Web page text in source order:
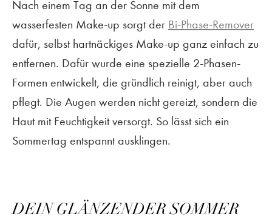
Nach einem Tag an der Sonne mit dem
wasserfesten Make-up sorgt der Bi-Phase-Remover
dafür, selbst hartnäckiges Make-up ganz einfach zu
entfernen. Dafür wurde eine spezielle 2-Phasen-
Formen entwickelt, die gründlich reinigt, aber auch
pflegt. Die Augen werden nicht gereizt, sondern die
Haut mit Feuchtigkeit versorgt. So lässt sich ein
Sommertag entspannt ausklingen.
DEIN GLÄNZENDER SOMMER